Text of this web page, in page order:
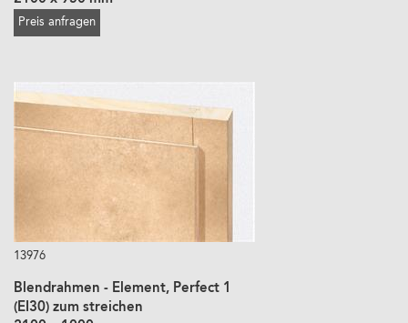
Preis anfragen
13976
Blendrahmen - Element, Perfect 1
(EI30) zum streichen